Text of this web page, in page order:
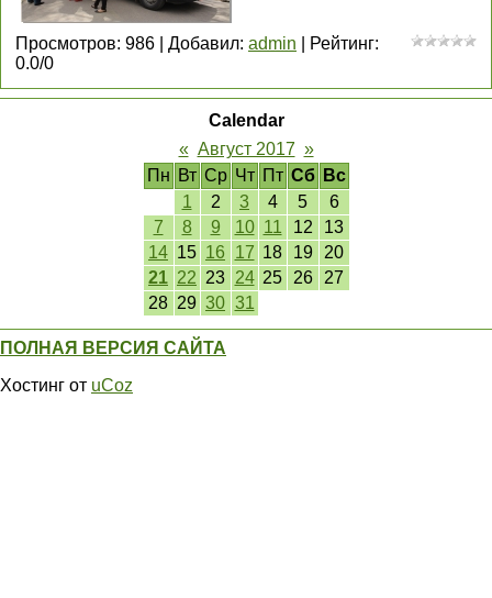
Просмотров: 986 Добавил: admin Рейтинг:
0.0/0
Calendar
« Август 2017 »
Пн Вт Ср Чт Пт Сб
Вс
1
2 3 4 5
6
7
8 9 10 11 12
13
14 15 16 17 18 19
20
21 22 23 24 25 26
27
28 29 30 31
ПОЛНАЯ ВЕРСИЯ САЙТА
Хостинг от uCoz